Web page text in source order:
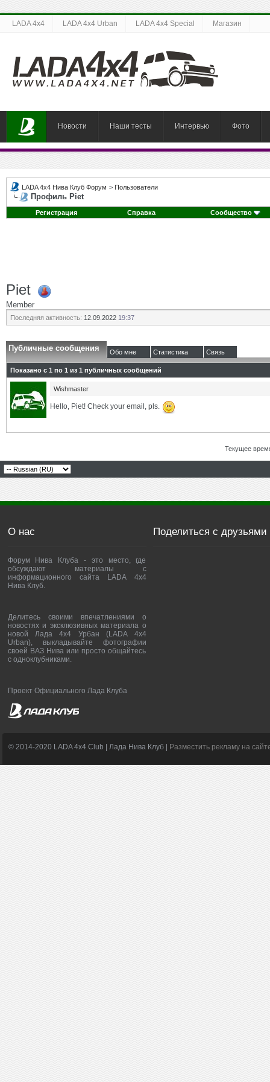
LADA 4x4 LADA 4x4 Urban LADA 4x4 Special Магазин
Новости Наши тесты Интервью Фото
LADA 4x4 Нива Клуб Форум > Пользователи
Профиль Piet
Регистрация Справка Сообщество
Piet
Member
Последняя активность: 12.09.2022 19:37
Публичные сообщения Обо мне Статистика Связь
Показано с 1 по 1 из 1 публичных сообщений
Wishmaster
Hello, Piet! Check your email, pls.
Текущее
О нас
Форум Нива Клуба - это место, где
обсуждают материалы с
информационного сайта LADA 4x4
Нива Клуб.
Делитесь своими впечатлениями о
новостях и эксклюзивных материала о
новой Лада 4х4 Урбан (LADA 4x4
Urban), выкладывайте фотографии
своей ВАЗ Нива или просто общайтесь
с одноклубниками.
Проект Официального Лада Клуба
Поделиться с друзьями
© 2014-2020 LADA 4x4 Club | Лада Нива Клуб | Разместить рекламу на